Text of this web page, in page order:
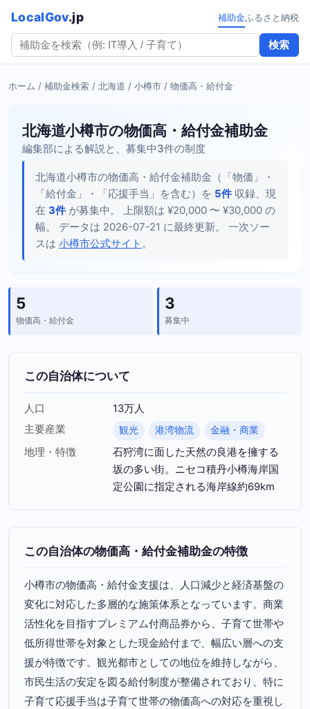
LocalGov.jp
検索
補助金ふるさと納税
ホーム / 補助金検索 / 北海道 / 小樽市 / 物価高・給付金
北海道小樽市の物価高・給付金補助金
編集部による解説と、募集中3件の制度
北海道小樽市の物価高・給付金補助金（「物価」・
「給付金」・「応援手当」を含む）を 5件 収録、現
在 3件 が募集中。 上限額は ¥20,000 〜 ¥30,000 の
幅。 データは 2026-07-21 に最終更新。 一次ソー
スは 小樽市公式サイト 。
5
物価高・給付金
3
募集中
この自治体について
人口
13万人
主要産業
観光 港湾物流 金融・商業
地理・特徴
石狩湾に面した天然の良港を擁する
坂の多い街。ニセコ積丹小樽海岸国
定公園に指定される海岸線約69km
この自治体の物価高・給付金補助金の特徴
小樽市の物価高・給付金支援は、人口減少と経済基盤の
変化に対応した多層的な施策体系となっています。商業
活性化を目指すプレミアム付商品券から、子育て世帯や
低所得世帯を対象とした現金給付まで、幅広い層への支
援が特徴です。観光都市としての地位を維持しながら、
市民生活の安定を図る給付制度が整備されており、特に
子育て応援手当は子育て世帯の物価高への対応を重視し